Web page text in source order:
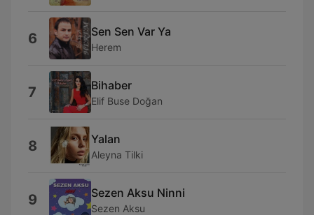
6 Sen Sen Var Ya
Herem
7 Bihaber
Elif Buse Doğan
8 Yalan
Aleyna Tilki
9 Sezen Aksu Ninni
Sezen Aksu